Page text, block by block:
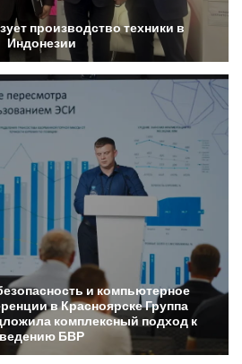
производствотехники в
Индонезии
и компьютерное
вКрасноярскеГруппа
комплексный подход к
ведению БВР